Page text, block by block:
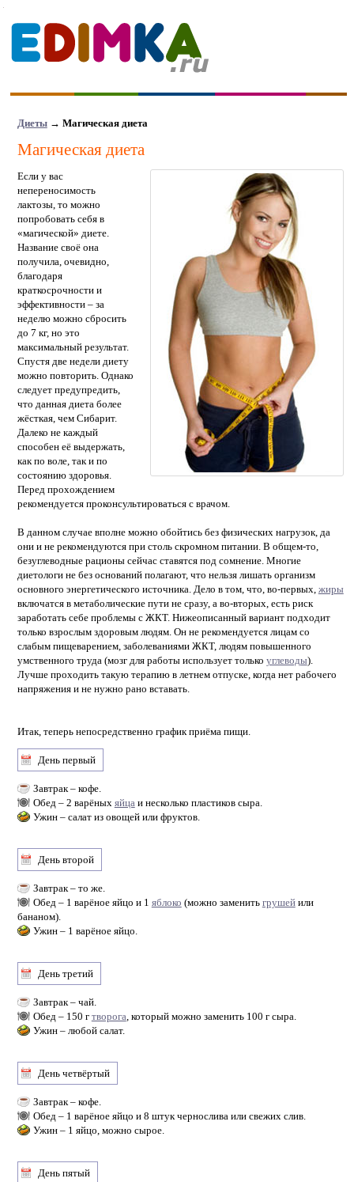
Диеты→ Магическая диета
Магическая диета
Если у вас
непереносимость
лактозы, то можно
попробовать себя в
«магической» диете.
Название своё она
получила, очевидно,
благодаря
краткосрочности и
эффективности – за
неделю можно сбросить
до 7 кг, но это
максимальный результат.
Спустя две недели диету
можно повторить. Однако
следует предупредить,
что данная диета более
жёсткая, чем Сибарит.
Далеко не каждый
способен её выдержать,
как по воле, так и по
состоянию здоровья.
Перед прохождением
рекомендуется проконсультироваться с врачом.
В данном случае вполне можно обойтись без физических нагрузок, да
они и не рекомендуются при столь скромном питании. В общем-то,
безуглеводные рационы сейчас ставятся под сомнение. Многие
диетологи не без оснований полагают, что нельзя лишать организм
основного энергетического источника. Дело в том, что, во-первых, жиры
включатся в метаболические пути не сразу, а во-вторых, есть риск
заработать себе проблемы с ЖКТ. Нижеописанный вариант подходит
только взрослым здоровым людям. Он не рекомендуется лицам со
слабым пищеварением, заболеваниями ЖКТ, людям повышенного
умственного труда (мозг для работы использует только углеводы).
Лучше проходить такую терапию в летнем отпуске, когда нет рабочего
напряжения и не нужно рано вставать.
Итак, теперь непосредственно график приёма пищи.
День первый
Завтрак – кофе.
Обед – 2 варёных яйца и несколько пластиков сыра.
Ужин – салат из овощей или фруктов.
День второй
Завтрак – то же.
Обед – 1 варёное яйцо и 1 яблоко (можно заменить грушейили
бананом).
Ужин – 1 варёное яйцо.
День третий
Завтрак – чай.
Обед – 150 г творога , который можно заменить 100 г сыра.
Ужин – любой салат.
День четвёртый
Завтрак – кофе.
Обед – 1 варёное яйцо и 8 штук чернослива или свежих слив.
Ужин – 1 яйцо, можно сырое.
День пятый